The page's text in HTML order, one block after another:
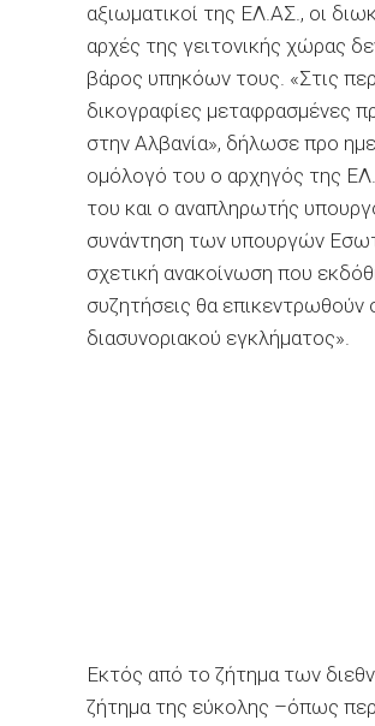
αξιωματικοί της ΕΛ.ΑΣ., οι
αρχές της γειτονικής χώρας
βάρος υπηκόων τους. «Στις
δικογραφίες μεταφρασμένες
στην Αλβανία», δήλωσε προ
ομόλογό του ο αρχηγός της
του και ο αναπληρωτής
συνάντηση των υπουργών
σχετική ανακοίνωση που
συζητήσεις θα
διασυνοριακού εγκλήματος».
Εκτός από το ζήτημα των
ζήτημα της εύκολης –όπως